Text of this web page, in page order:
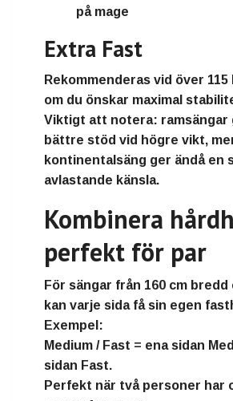
på mage
Extra Fast
Rekommenderas vid över 115
om du önskar maximal
Viktigt att notera: ramsängar
bättre stöd vid högre vikt,
kontinentalsäng ger ändå en
avlastande känsla.
Kombinera
perfekt för par
För sängar från 160 cm bredd
kan varje sida få sin egen
Exempel:
Medium / Fast = ena sidan
sidan Fast.
Perfekt när två personer har